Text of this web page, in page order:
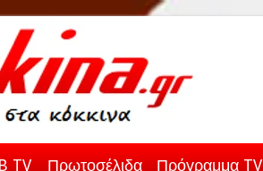
TV Πρωτοσέλιδα Πρόγραμμα TV